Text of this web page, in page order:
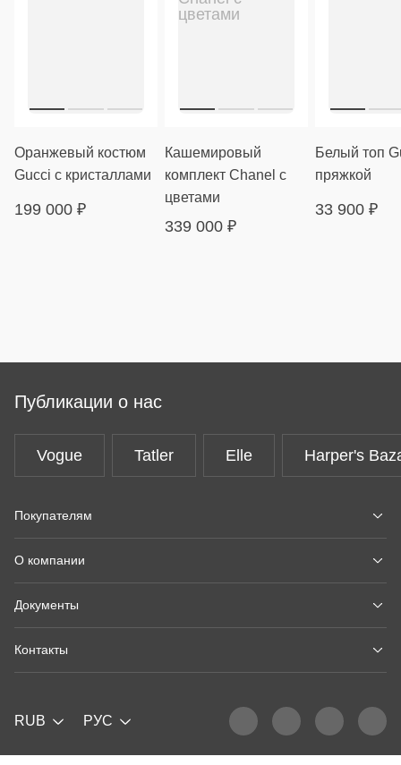
Оранжевый костюм
Gucci с кристаллами
199 000 ₽
Кашемировый
комплект Chanel с
цветами
339 000 ₽
Белый топ
пряжкой
33 900 ₽
Публикации о нас
Vogue Tatler Elle Harper's
Покупателям
О компании
Документы
Контакты
RUB РУС